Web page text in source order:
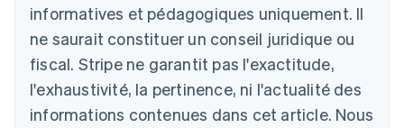
informatives et pédagogiques uniquement. Il
ne saurait constituer un conseil juridique ou
fiscal. Stripe ne garantit pas l'exactitude,
l'exhaustivité, la pertinence, ni l'actualité des
informations contenues dans cet article. Nous
English
Autriche
Deutsch English
Belgique
NederlandsFrançaisDeutschEnglish
Brésil